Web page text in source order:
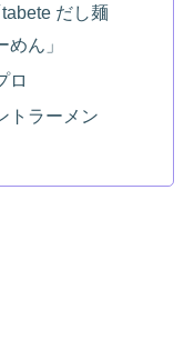
だし麺
ん」
ロ
トラーメン